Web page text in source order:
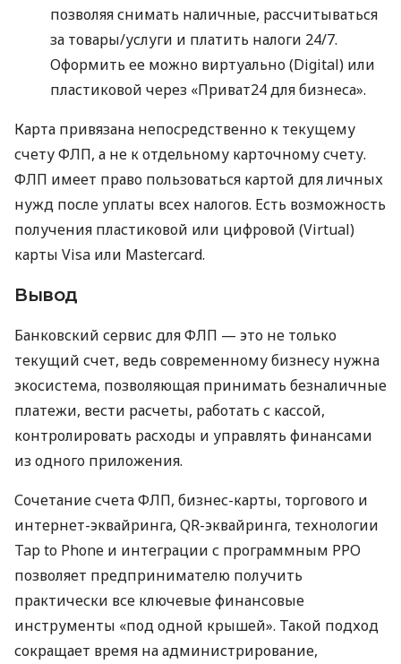
позволяя снимать наличные, рассчитываться
за товары/услуги и платить налоги 24/7.
Оформить ее можно виртуально (Digital) или
пластиковой через «Приват24 для бизнеса».
Карта привязана непосредственно к текущему
счету ФЛП, а не к отдельному карточному счету.
ФЛП имеет право пользоваться картой для личных
нужд после уплаты всех налогов. Есть возможность
получения пластиковой или цифровой (Virtual)
карты Visa или Mastercard.
Вывод
Банковский сервис для ФЛП — это не только
текущий счет, ведь современному бизнесу нужна
экосистема, позволяющая принимать безналичные
платежи, вести расчеты, работать с кассой,
контролировать расходы и управлять финансами
из одного приложения.
Сочетание счета ФЛП, бизнес-карты, торгового и
интернет-эквайринга, QR-эквайринга, технологии
Tap to Phone и интеграции с программным РРО
позволяет предпринимателю получить
практически все ключевые финансовые
инструменты «под одной крышей». Такой подход
сокращает время на администрирование,